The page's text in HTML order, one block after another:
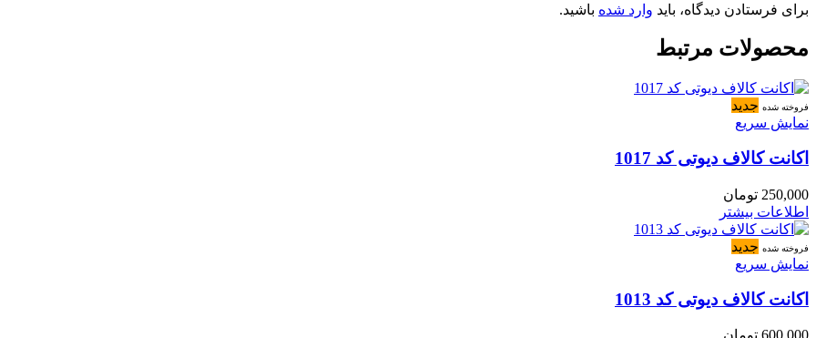
برای فرستادن دیدگاه، باید وارد شده باشید.
محصولات مرتبط
فروخته شده جدید
نمایش سریع
اکانت کالاف دیوتی کد 1017
250,000 تومان
اطلاعات بیشتر
فروخته شده جدید
نمایش سریع
اکانت کالاف دیوتی کد 1013